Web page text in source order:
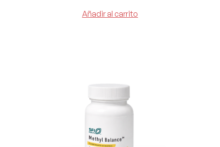
Añadir al carrito